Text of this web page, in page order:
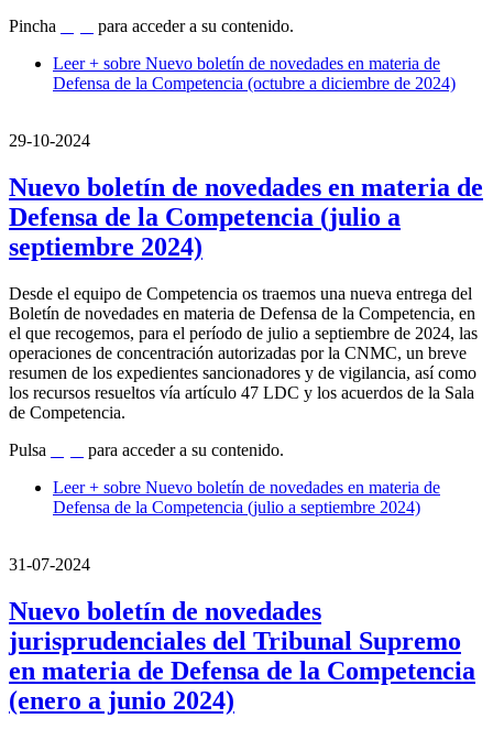
Pincha
para acceder a su contenido.
Leer + sobre Nuevo boletín de novedades en materia de
Defensa de la Competencia (octubre a diciembre de 2024)
29-10-2024
Nuevo boletín de novedades en materia de
Defensa de la Competencia (julio a
septiembre 2024)
Desde el equipo de Competencia os traemos una nueva entrega del
Boletín de novedades en materia de Defensa de la Competencia, en
el que recogemos, para el período de julio a septiembre de 2024, las
operaciones de concentración autorizadas por la CNMC, un breve
resumen de los expedientes sancionadores y de vigilancia, así como
los recursos resueltos vía artículo 47 LDC y los acuerdos de la Sala
de Competencia.
Pulsa
para acceder a su contenido.
Leer + sobre Nuevo boletín de novedades en materia de
Defensa de la Competencia (julio a septiembre 2024)
31-07-2024
Nuevo boletín de novedades
jurisprudenciales del Tribunal Supremo
en materia de Defensa de la Competencia
(enero a junio 2024)